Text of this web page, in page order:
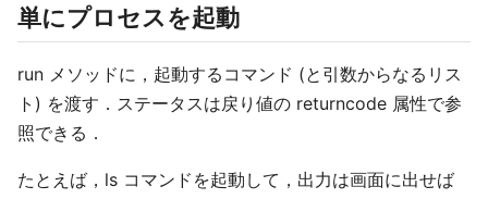
単にプロセスを起動
run メソッドに，起動するコマンド (と引数からなるリス
ト) を渡す．ステータスは戻り値の returncode 属性で参
照できる．
たとえば，ls コマンドを起動して，出力は画面に出せば